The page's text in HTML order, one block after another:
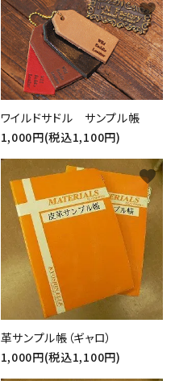
ワイルドサドル サンプル帳
1,000円(税込1,100円)
favorite
革サンプル帳（ギャロ）
1,000円(税込1,100円)
favorite